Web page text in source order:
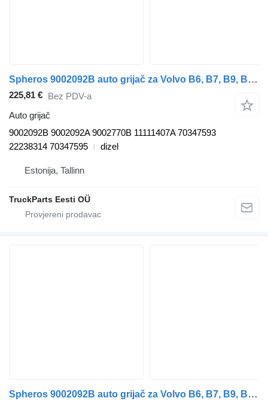
Spheros 9002092B auto grijač za Volvo B6, B7, B9, B10, B12 bus (1978-2011) autobusa
225,81 € Bez PDV-a
Auto grijač
9002092B 9002092A 9002770B 11111407A 70347593
22238314 70347595
dizel
Estonija, Tallinn
TruckParts Eesti OÜ
Spheros 9002092B auto grijač za Volvo B6, B7, B9, B10, B12 bus (1978-2011) autobusa